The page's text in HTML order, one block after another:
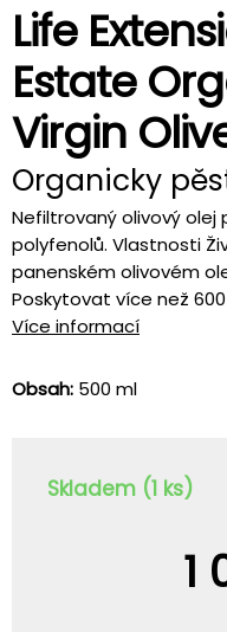
Life
Estate
Virgin
Organicky
Nefiltrovaný olivový olej
polyfenolů. Vlastnosti
panenském olivovém
Poskytovat více než
Více informací
Obsah: 500 ml
Skladem (1 ks)
1